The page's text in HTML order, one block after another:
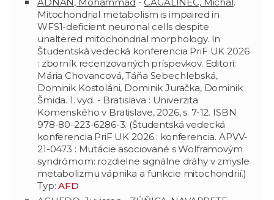
Mitochondrial metabolism is impaired in
WFS1-deficient neuronal cells despite
unaltered mitochondrial morphology. In
Študentská vedecká konferencia PriF UK 2026
: zborník recenzovaných príspevkov. Editori:
Mária Chovancová, Táňa Sebechlebská,
Dominik Kostoláni, Dominik Juračka, Dominik
Šmida. 1. vyd. - Bratislava : Univerzita
Komenského v Bratislave, 2026, s. 7-12. ISBN
978-80-223-6286-3. (Študentská vedecká
konferencia PriF UK 2026 : konferencia. APVV-
21-0473 : Mutácie asociované s Wolframovým
syndrómom: rozdielne signálne dráhy v zmysle
metabolizmu vápnika a funkcie mitochondrií.)
Typ:AFD